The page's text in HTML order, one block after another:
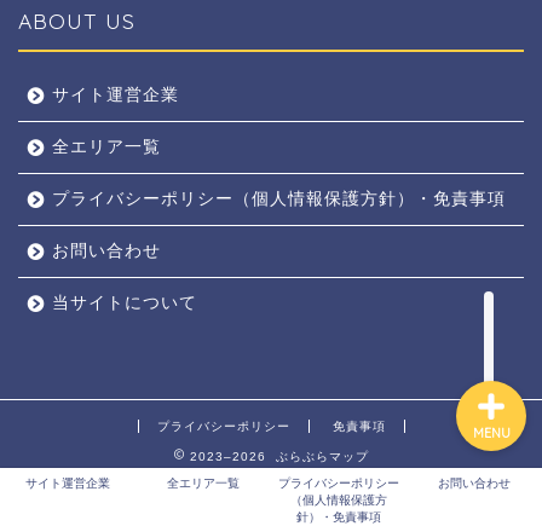
ABOUT US
サイト運営企業
全エリア一覧
プライバシーポリシー（個人情報保護方針）・免責事項
お問い合わせ
当サイトについて
プライバシーポリシー 免責事項
2023–2026 ぶらぶらマップ
サイト運営企業
全エリア一覧
プライバシーポリシー
（個人情報保護方
針）・免責事項
お問い合わせ
MENU
奈良